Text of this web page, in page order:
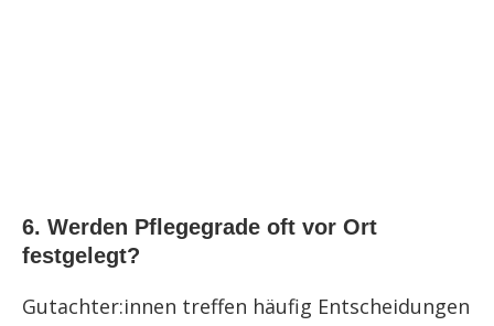
6. Werden Pflegegrade oft vor Ort
festgelegt?
Gutachter:innen treffen häufig Entscheidungen